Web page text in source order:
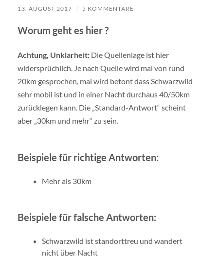
13. AUGUST 2017 / 5 KOMMENTARE
Worum geht es hier ?
Achtung, Unklarheit:Die Quellenlage ist hier
widersprüchlich. Je nach Quelle wird mal von rund
20km gesprochen, mal wird betont dass Schwarzwild
sehr mobil ist und in einer Nacht durchaus 40/50km
zurücklegen kann. Die „Standard-Antwort“ scheint
aber „30km und mehr“ zu sein.
Beispiele für richtige Antworten:
Mehr als 30km
Beispiele für falsche Antworten:
Schwarzwild ist standorttreu und wandert
nicht über Nacht